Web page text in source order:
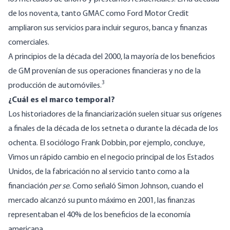
de los noventa, tanto GMAC como Ford Motor Credit
ampliaron sus servicios para incluir seguros, banca y finanzas
comerciales.
A principios de la década del 2000, la mayoría de los beneficios
de GM provenían de sus operaciones financieras y no de la
producción de automóviles.3
¿Cuál es el marco temporal?
Los historiadores de la financiarización suelen situar sus orígenes
a finales de la década de los setneta o durante la década de los
ochenta. El sociólogo Frank Dobbin, por ejemplo,concluye,
Vimos un rápido cambio en el negocio principal de los Estados
Unidos, de la fabricación no al servicio tanto como a la
financiación per se. Como señaló Simon Johnson, cuando el
mercado alcanzó su punto máximo en 2001, las finanzas
representaban el 40% de los beneficios de la economía